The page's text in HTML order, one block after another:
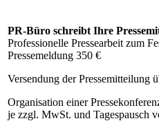
PR-Büro schreibt Ihre
Professionelle Pressearbeit zum
Pressemeldung 350 €
Versendung der Pressemitteilung
Organisation einer
je zzgl. MwSt. und Tagespausch